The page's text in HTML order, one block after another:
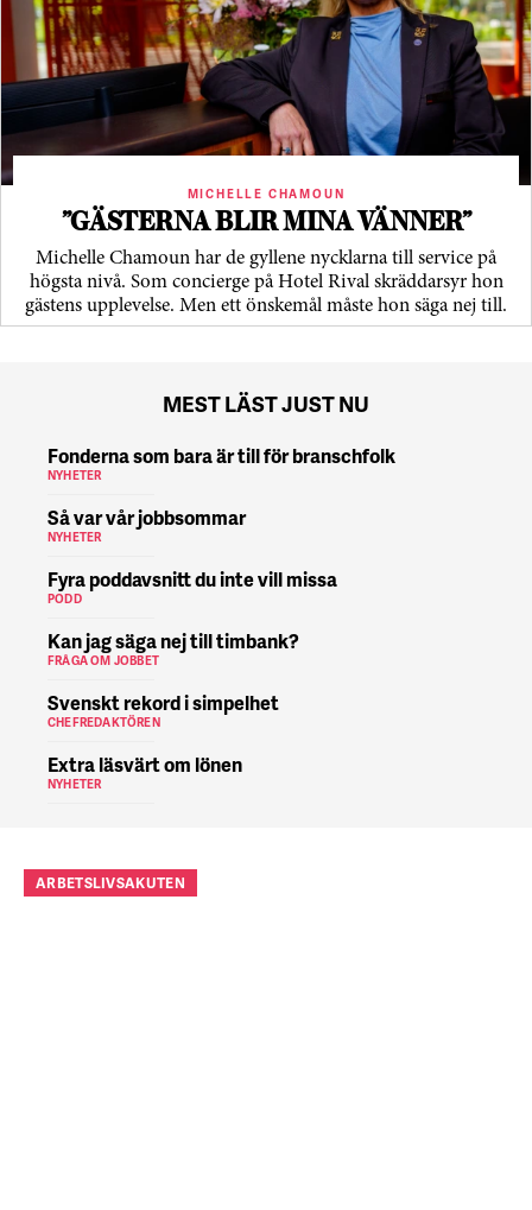
MICHELLE CHAMOUN
”GÄSTERNA BLIR MINA VÄNNER”
Michelle Chamoun har de gyllene nycklarna till service på
högsta nivå. Som concierge på Hotel Rival skräddarsyr hon
gästens upp­levelse. Men ett önskemål måste hon säga nej till.
MEST LÄST JUST NU
Fonderna som bara är till för branschfolk
NYHETER
Så var vår jobbsommar
NYHETER
Fyra poddavsnitt du inte vill missa
PODD
Kan jag säga nej till timbank?
FRÅGA OM JOBBET
Svenskt rekord i simpelhet
CHEFREDAKTÖREN
Extra läsvärt om lönen
NYHETER
ARBETSLIVSAKUTEN